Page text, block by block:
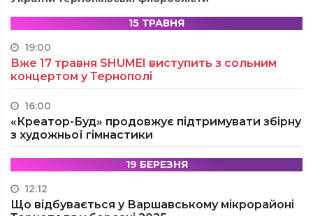
15 ТРАВНЯ
19:00
Вже 17 травня SHUMEI виступить з сольним
концертом у Тернополі
16:00
«Креатор-Буд» продовжує підтримувати збірну
з художньої гімнастики
19 БЕРЕЗНЯ
12:12
Що відбувається у Варшавському мікрорайоні